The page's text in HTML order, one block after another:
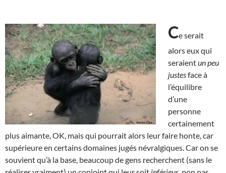
Ce serait
alors eux qui
seraientun peu
justesface à
l’équilibre
d’une
personne
certainement
plus aimante, OK, mais qui pourrait alors leur faire honte, car
supérieure en certains domaines jugés névralgiques. Car on se
souvient qu’à la base, beaucoup de gens recherchent (sans le